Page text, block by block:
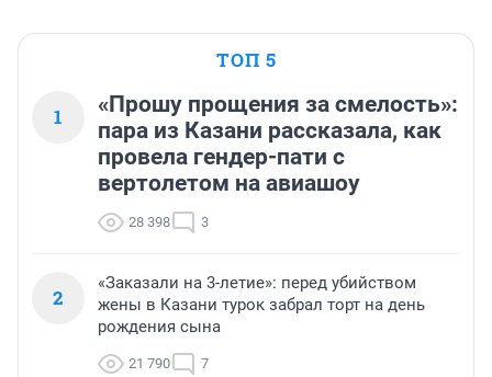
ТОП 5
1
«Прошу прощения за смелость»:
пара из Казани рассказала, как
провела гендер-пати с
вертолетом на авиашоу
28 398 3
2
«Заказали на 3-летие»: перед убийством
жены в Казани турок забрал торт на день
рождения сына
21 790 7